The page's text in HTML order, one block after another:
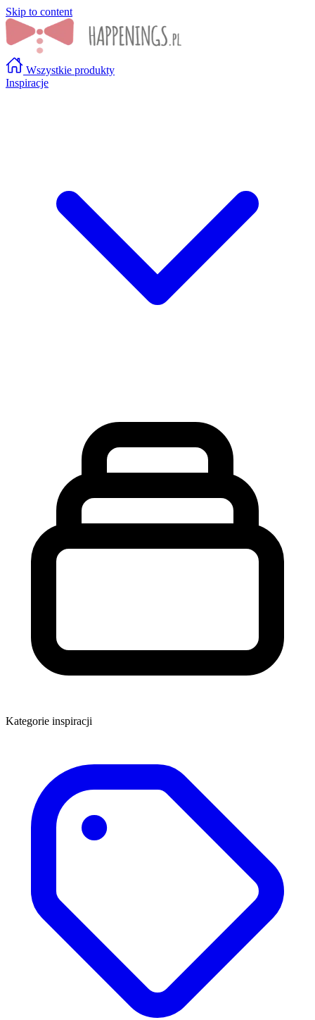
Skip to content
Wszystkie produkty
Inspiracje
Kategorie inspiracji